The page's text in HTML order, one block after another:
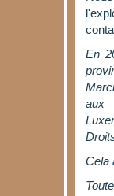
En
aux
Cela